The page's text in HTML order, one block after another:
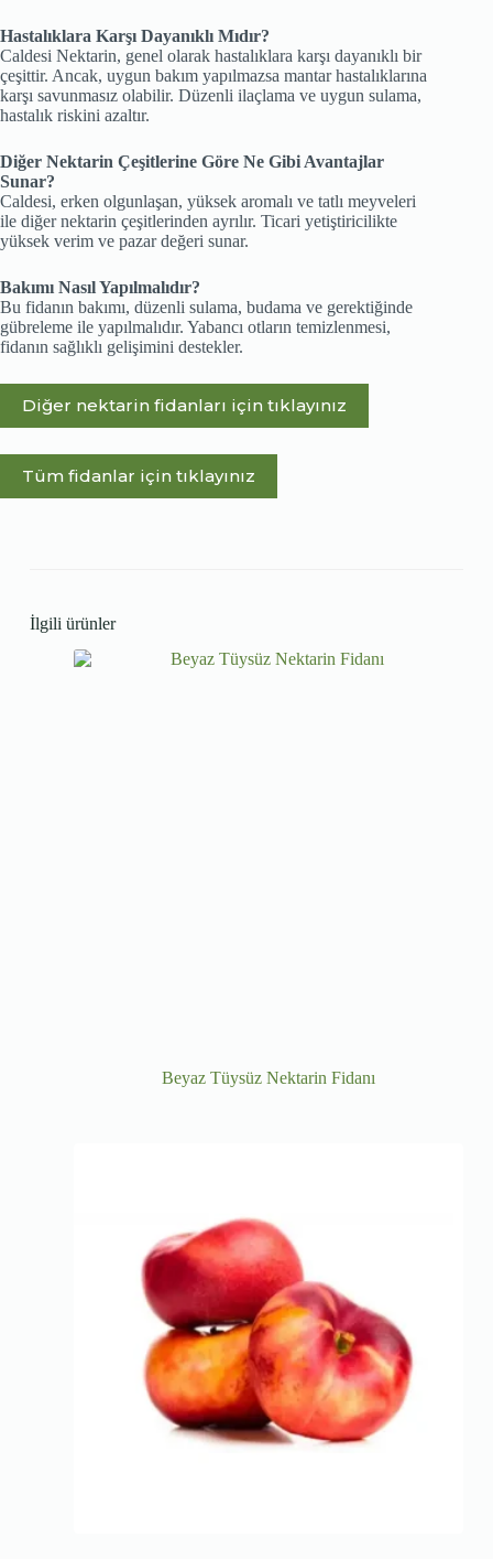
Hastalıklara Karşı Dayanıklı Mıdır?
Caldesi Nektarin, genel olarak hastalıklara karşı dayanıklı bir
çeşittir. Ancak, uygun bakım yapılmazsa mantar hastalıklarına
karşı savunmasız olabilir. Düzenli ilaçlama ve uygun sulama,
hastalık riskini azaltır.
Diğer Nektarin Çeşitlerine Göre Ne Gibi Avantajlar
Sunar?
Caldesi, erken olgunlaşan, yüksek aromalı ve tatlı meyveleri
ile diğer nektarin çeşitlerinden ayrılır. Ticari yetiştiricilikte
yüksek verim ve pazar değeri sunar.
Bakımı Nasıl Yapılmalıdır?
Bu fidanın bakımı, düzenli sulama, budama ve gerektiğinde
gübreleme ile yapılmalıdır. Yabancı otların temizlenmesi,
fidanın sağlıklı gelişimini destekler.
Diğer nektarin fidanları için tıklayınız
Tüm fidanlar için tıklayınız
İlgili ürünler
Beyaz Tüysüz Nektarin Fidanı